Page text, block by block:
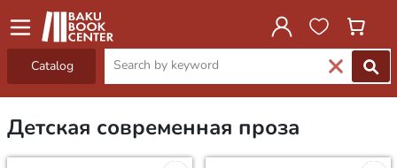
Catalog
Детская современная проза